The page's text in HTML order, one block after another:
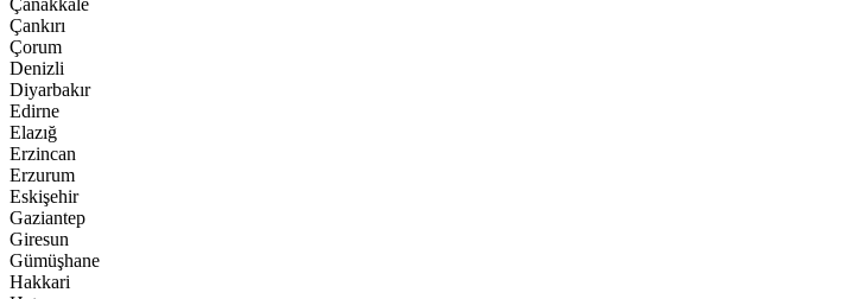
Çanakkale
Çankırı
Çorum
Denizli
Diyarbakır
Edirne
Elazığ
Erzincan
Erzurum
Eskişehir
Gaziantep
Giresun
Gümüşhane
Hakkari